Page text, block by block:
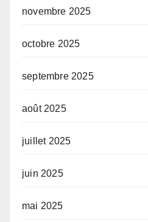
novembre 2025
octobre 2025
septembre 2025
août 2025
juillet 2025
juin 2025
mai 2025